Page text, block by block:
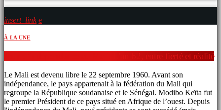
insert_link
À LA UNE
Jour d’indépendance au Mali. L’an 62, entre fierté et réalité
Le Mali est devenu libre le 22 septembre 1960. Avant son
indépendance, le pays appartenait à la fédération du Mali qui
regroupe la République soudanaise et le Sénégal. Modibo Keïta fut
le premier Président de ce pays situé en Afrique de l’ouest. Depuis